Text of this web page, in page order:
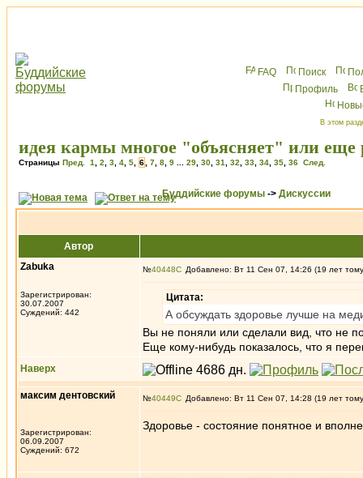
FAQ Поиск
Профиль
В этом
идея кармы многое "объясняет" или еще
Страницы Пред. 1 2 3 4 5 6 7 8 9 29 30 31 32 33 34 35 36 След.
Буддийские форумы -> Дискуссии
Автор
Zabuka
Зарегистрирован:
30.07.2007
Суждений: 442
№40448 Добавлено: Вт 11 Сен 07, 14:26 (19 лет
Цитата:
А обсуждать здоровье лучше на
Вы не поняли или сделали вид, что не
Еще кому-нибудь показалось, что я
Наверх
максим дентовский
Зарегистрирован:
06.09.2007
Суждений: 672
№40449 Добавлено: Вт 11 Сен 07, 14:28 (19 лет
Здоровье - состояние понятное и